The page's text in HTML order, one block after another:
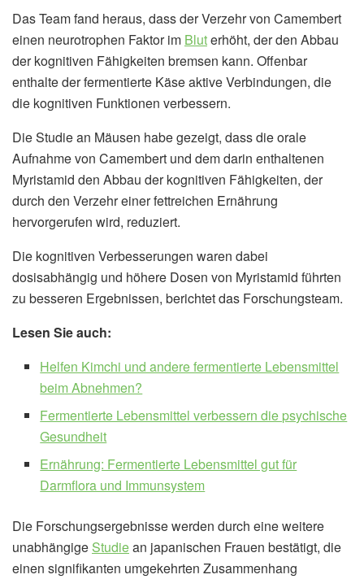
Das Team fand heraus, dass der Verzehr von Camembert
einen neurotrophen Faktor im Bluterhöht, der den Abbau
der kognitiven Fähigkeiten bremsen kann. Offenbar
enthalte der fermentierte Käse aktive Verbindungen, die
die kognitiven Funktionen verbessern.
Die Studie an Mäusen habe gezeigt, dass die orale
Aufnahme von Camembert und dem darin enthaltenen
Myristamid den Abbau der kognitiven Fähigkeiten, der
durch den Verzehr einer fettreichen Ernährung
hervorgerufen wird, reduziert.
Die kognitiven Verbesserungen waren dabei
dosisabhängig und höhere Dosen von Myristamid führten
zu besseren Ergebnissen, berichtet das Forschungsteam.
Lesen Sie auch:
Helfen Kimchi und andere fermentierte Lebensmittel
beim Abnehmen?
Fermentierte Lebensmittel verbessern die psychische
Gesundheit
Ernährung: Fermentierte Lebensmittel gut für
Darmflora und Immunsystem
Die Forschungsergebnisse werden durch eine weitere
unabhängige Studiean japanischen Frauen bestätigt, die
einen signifikanten umgekehrten Zusammenhang